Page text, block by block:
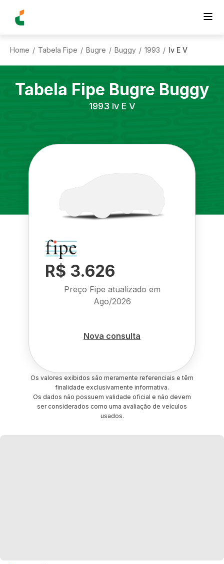
Home / Tabela Fipe / Bugre / Buggy / 1993 / Iv E V
Tabela Fipe Bugre Buggy
1993 Iv E V
R$ 3.626
Preço Fipe atualizado em
Ago/2026
Nova consulta
Os valores exibidos são meramente referenciais e têm
finalidade exclusivamente informativa.
Os dados não possuem validade oficial e não devem
ser considerados como uma avaliação de veículos
usados.